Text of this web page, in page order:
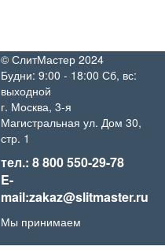
© СлитМастер 2024
Будни: 9:00 - 18:00 Сб, вс:
выходной
г. Москва, 3-я
Магистральная ул. Дом 30,
стр. 1
тел.: 8 800 550-29-78
E-
mail:zakaz@slitmaster.ru
Мы принимаем